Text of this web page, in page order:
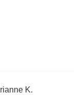
K.